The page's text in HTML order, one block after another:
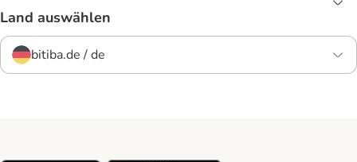
Land auswählen
bitiba.de / de